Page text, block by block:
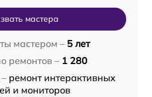
мастера
мастером – 5 лет
ремонтов – 1 280
ремонт интерактивных
и мониторов